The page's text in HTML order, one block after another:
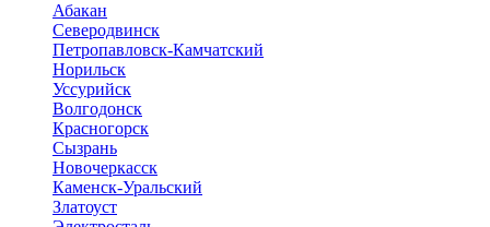
Абакан
Северодвинск
Петропавловск-Камчатский
Норильск
Уссурийск
Волгодонск
Красногорск
Сызрань
Новочеркасск
Каменск-Уральский
Златоуст